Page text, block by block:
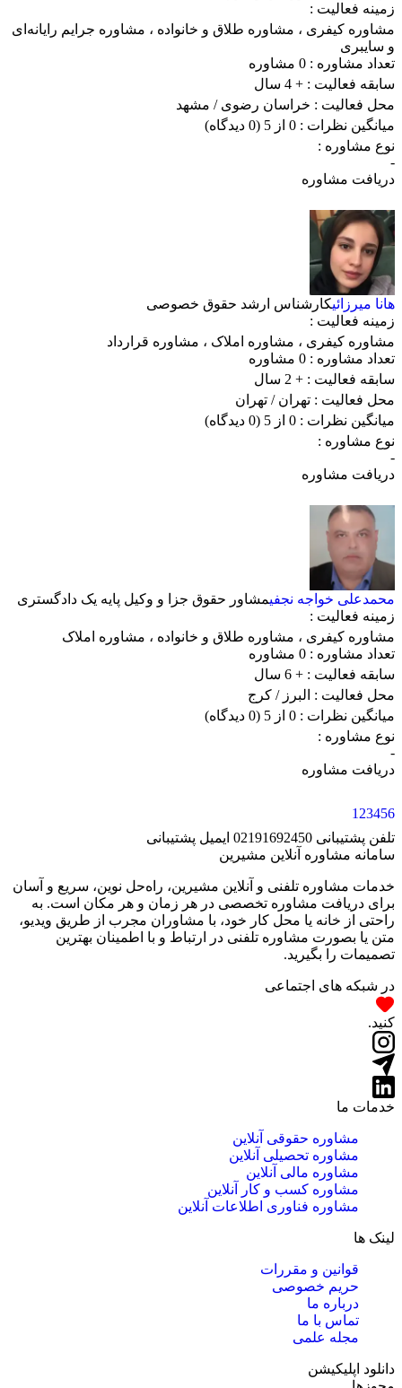
زمینه فعالیت :
مشاوره کیفری ، مشاوره طلاق و خانواده ، مشاوره جرایم رایانه‌ای
و سایبری
تعداد مشاوره : 0 مشاوره
سابقه فعالیت : + 4 سال
محل فعالیت : خراسان رضوی/ مشهد
میانگین نظرات : 0 از 5
(0 دیدگاه)
نوع مشاوره :
-
دریافت مشاوره
هانا میرزائیکارشناس ارشد حقوق خصوصی
زمینه فعالیت :
مشاوره کیفری ، مشاوره املاک ، مشاوره قرارداد
تعداد مشاوره : 0 مشاوره
سابقه فعالیت : + 2 سال
محل فعالیت : تهران/ تهران
میانگین نظرات : 0 از 5
(0 دیدگاه)
نوع مشاوره :
-
دریافت مشاوره
محمدعلی خواجه نجفیمشاور حقوق جزا و وکیل پایه یک دادگستری
زمینه فعالیت :
مشاوره کیفری ، مشاوره طلاق و خانواده ، مشاوره املاک
تعداد مشاوره : 0 مشاوره
سابقه فعالیت : + 6 سال
محل فعالیت : البرز/ کرج
میانگین نظرات : 0 از 5
(0 دیدگاه)
نوع مشاوره :
-
دریافت مشاوره
1 23456
تلفن پشتیبانی 02191692450 ایمیل پشتیبانی
سامانه مشاوره آنلاین مشیرین
خدمات مشاوره تلفنی و آنلاین مشیرین، راه‌‌حل نوین، سریع و آسان
برای دریافت مشاوره تخصصی در هر زمان و هر مکان است. به
راحتی از خانه یا محل کار خود، با مشاوران مجرب از طریق ویدیو،
متن یا بصورت مشاوره تلفنی در ارتباط و با اطمینان بهترین
تصمیمات را بگیرید.
در شبکه های اجتماعی
کنید.
خدمات ما
مشاوره حقوقی آنلاین
مشاوره تحصیلی آنلاین
مشاوره مالی آنلاین
مشاوره کسب و کار آنلاین
مشاوره فناوری اطلاعات آنلاین
لینک ها
قوانین و مقررات
حریم خصوصی
درباره ما
تماس با ما
مجله علمی
دانلود اپلیکیشن